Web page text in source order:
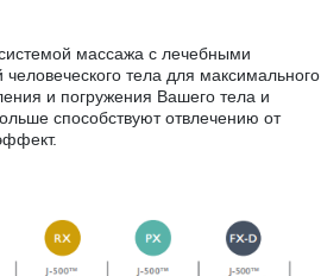
массажа с лечебными
тела для максимального
и погружения Вашего тела и
способствуют отвлечению от